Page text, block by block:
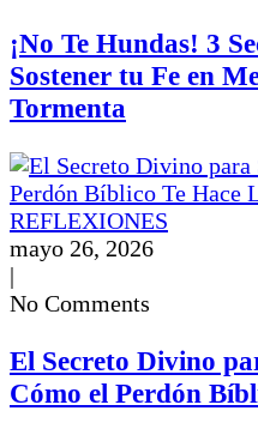
¡No Te Hundas! 3
Sostener tu Fe en
Tormenta
REFLEXIONES
mayo 26, 2026
|
No Comments
El Secreto Divino
Cómo el Perdón